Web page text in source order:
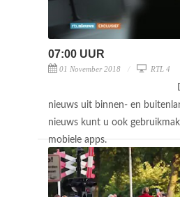
07:00 UUR
01 November 2018 RTL 4
nieuws uit binnen- en
nieuws kunt u ook
mobiele apps.